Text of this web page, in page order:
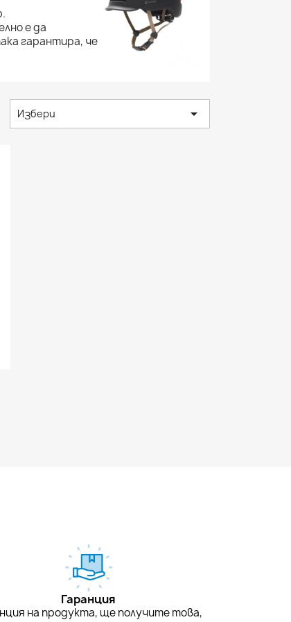
е да
гарантира, че
Избери 
Гаранция
на продукта, ще получите това,